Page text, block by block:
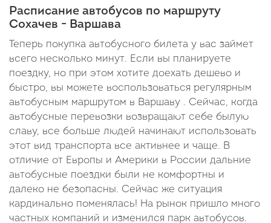
Расписание автобусов по маршруту
Сохачев - Варшава
Теперь покупка автобусного билета у вас займет
всего несколько минут. Если вы планируете
поездку, но при этом хотите доехать дешево и
быстро, вы можете воспользоваться регулярным
автобусным маршрутом в Варшаву . Сейчас, когда
автобусные перевозки возвращают себе былую
славу, все больше людей начинают использовать
этот вид транспорта все активнее и чаще. В
отличие от Европы и Америки в России дальние
автобусные поездки были не комфортны и
далеко не безопасны. Сейчас же ситуация
кардинально поменялась! На рынок пришло много
частных компаний и изменился парк автобусов.